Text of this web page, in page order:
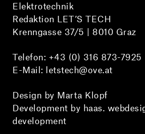
Elektrotechnik
Redaktion LET’S TECH
Krenngasse 37/5 | 8010 Graz
Telefon: +43 (0) 316 873-7925
E-Mail: letstech@ove.at
Design by Marta Klopf
Development by haas.
development